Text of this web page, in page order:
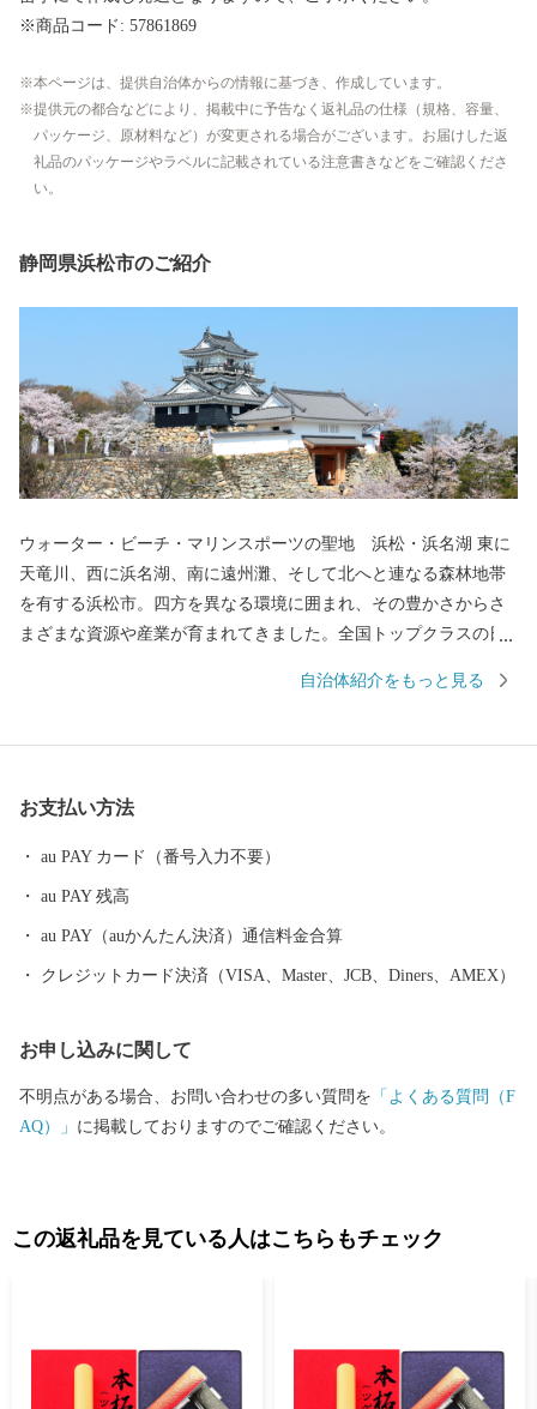
※商品コード: 57861869
本ページは、提供自治体からの情報に基づき、作成しています。
提供元の都合などにより、掲載中に予告なく返礼品の仕様（規格、容量、
パッケージ、原材料など）が変更される場合がございます。お届けした返
礼品のパッケージやラベルに記載されている注意書きなどをご確認くださ
い。
静岡県浜松市のご紹介
ウォーター・ビーチ・マリンスポーツの聖地 浜松・浜名湖 東に
天竜川、西に浜名湖、南に遠州灘、そして北へと連なる森林地帯
を有する浜松市。四方を異なる環境に囲まれ、その豊かさからさ
まざまな資源や産業が育まれてきました。全国トップクラスの日
ほか、楽器やオートバイ、繊維、食品など、ものづくりの街は生
まなウォーター・ビーチ・マリンスポーツを楽しむことができ、
自治体紹介をもっと見る
お支払い方法
au PAY カード（番号入力不要）
au PAY 残高
au PAY（auかんたん決済）通信料金合算
クレジットカード決済（VISA、Master、JCB、Diners、AMEX）
お申し込みに関して
不明点がある場合、お問い合わせの多い質問を 「よくある質問（F
AQ）」 に掲載しておりますのでご確認ください。
この返礼品を見ている人はこちらもチェック